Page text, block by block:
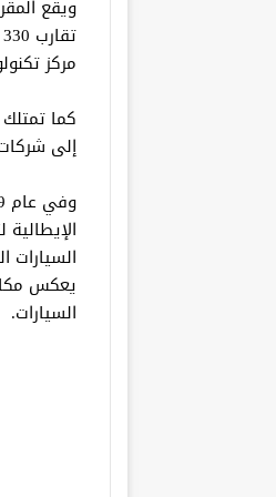
ويقع
مركز
كما
إلى
يعكس
السيارات.